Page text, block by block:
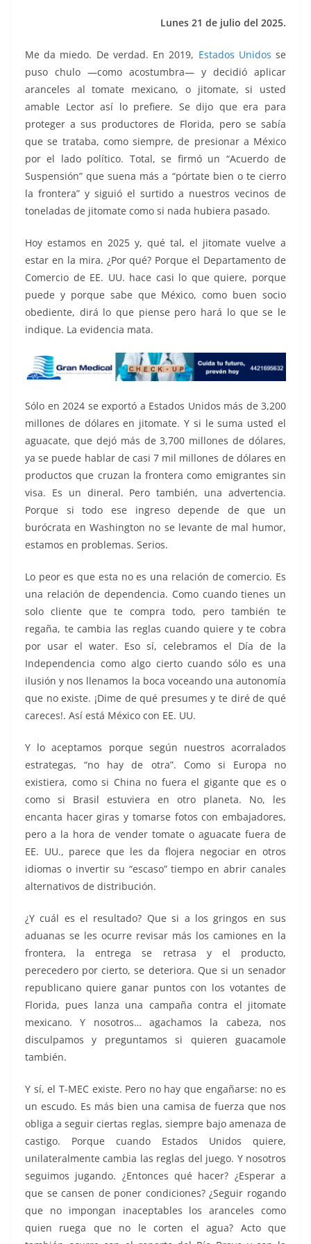
Lunes 21 de julio del 2025.
Me da miedo. De verdad. En 2019, Estados Unidos se
puso chulo —como acostumbra— y decidió aplicar
aranceles al tomate mexicano, o jitomate, si usted
amable Lector así lo prefiere. Se dijo que era para
proteger a sus productores de Florida, pero se sabía
que se trataba, como siempre, de presionar a México
por el lado político. Total, se firmó un “Acuerdo de
Suspensión” que suena más a “pórtate bien o te cierro
la frontera” y siguió el surtido a nuestros vecinos de
toneladas de jitomate como si nada hubiera pasado.
Hoy estamos en 2025 y, qué tal, el jitomate vuelve a
estar en la mira. ¿Por qué? Porque el Departamento de
Comercio de EE. UU. hace casi lo que quiere, porque
puede y porque sabe que México, como buen socio
obediente, dirá lo que piense pero hará lo que se le
indique. La evidencia mata.
Sólo en 2024 se exportó a Estados Unidos más de 3,200
millones de dólares en jitomate. Y si le suma usted el
aguacate, que dejó más de 3,700 millones de dólares,
ya se puede hablar de casi 7 mil millones de dólares en
productos que cruzan la frontera como emigrantes sin
visa. Es un dineral. Pero también, una advertencia.
Porque si todo ese ingreso depende de que un
burócrata en Washington no se levante de mal humor,
estamos en problemas. Serios.
Lo peor es que esta no es una relación de comercio. Es
una relación de dependencia. Como cuando tienes un
solo cliente que te compra todo, pero también te
regaña, te cambia las reglas cuando quiere y te cobra
por usar el water. Eso sí, celebramos el Día de la
Independencia como algo cierto cuando sólo es una
ilusión y nos llenamos la boca voceando una autonomía
que no existe. ¡Dime de qué presumes y te diré de qué
careces!. Así está México con EE. UU.
Y lo aceptamos porque según nuestros acorralados
estrategas, “no hay de otra”. Como si Europa no
existiera, como si China no fuera el gigante que es o
como si Brasil estuviera en otro planeta. No, les
encanta hacer giras y tomarse fotos con embajadores,
pero a la hora de vender tomate o aguacate fuera de
EE. UU., parece que les da flojera negociar en otros
idiomas o invertir su “escaso” tiempo en abrir canales
alternativos de distribución.
¿Y cuál es el resultado? Que si a los gringos en sus
aduanas se les ocurre revisar más los camiones en la
frontera, la entrega se retrasa y el producto,
perecedero por cierto, se deteriora. Que si un senador
republicano quiere ganar puntos con los votantes de
Florida, pues lanza una campaña contra el jitomate
mexicano. Y nosotros… agachamos la cabeza, nos
disculpamos y preguntamos si quieren guacamole
también.
Y sí, el T-MEC existe. Pero no hay que engañarse: no es
un escudo. Es más bien una camisa de fuerza que nos
obliga a seguir ciertas reglas, siempre bajo amenaza de
castigo. Porque cuando Estados Unidos quiere,
unilateralmente cambia las reglas del juego. Y nosotros
seguimos jugando. ¿Entonces qué hacer? ¿Esperar a
que se cansen de poner condiciones? ¿Seguir rogando
que no impongan inaceptables los aranceles como
quien ruega que no le corten el agua? Acto que